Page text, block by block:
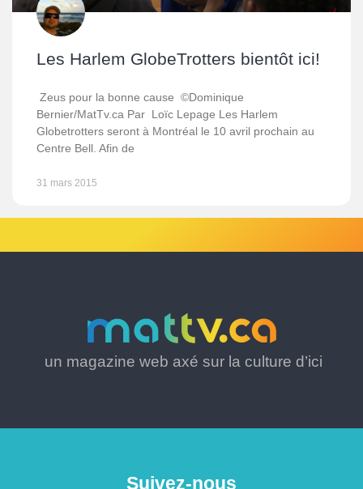
Les Harlem GlobeTrotters bientôt ici!
Zeus pour la bonne cause ©Dominique
Bernier/MatTv.ca Par Loïc Lepage Les Harlem
Globetrotters seront à Montréal le 10 avril prochain au
Centre Bell. Afin de
31 mars 2015
un magazine web axé sur la culture d’ici
Suivez-nous